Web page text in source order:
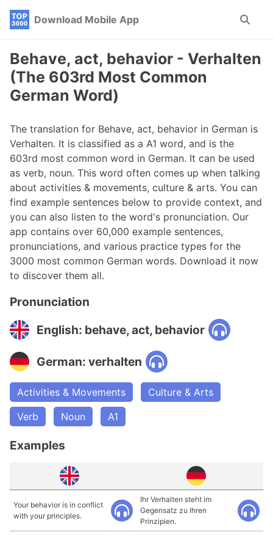
Skip
navigation
Skip
Skip
Download Mobile App
Toggle
Behave, act, behavior - Verhalten
(The 603rd Most Common
German Word)
The translation for Behave, act, behavior in German is
Verhalten. It is classified as a A1 word, and is the
603rd most common word in German. It can be used
as verb, noun. This word often comes up when talking
about activities & movements, culture & arts. You can
find example sentences below to provide context, and
you can also listen to the word's pronunciation. Our
app contains over 60,000 example sentences,
pronunciations, and various practice types for the
3000 most common German words. Download it now
to discover them all.
Pronunciation
English: behave, act, behavior
German: verhalten
Activities & Movements
Culture & Arts
Verb
Noun A1
Examples
Your behavior is in conflict
with your principles.
Ihr Verhalten steht im
Gegensatz zu Ihren
Prinzipien.